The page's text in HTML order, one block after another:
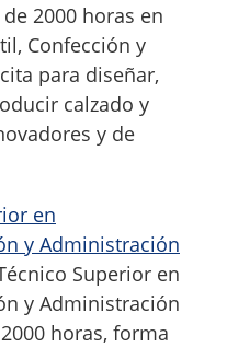
2000 horas en
Confección y
para diseñar,
calzado y
y de
en
y Administración
Superior en
y Administración
horas, forma